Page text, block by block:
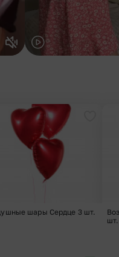
в избранное
шары Сердце 3 шт.
шт.